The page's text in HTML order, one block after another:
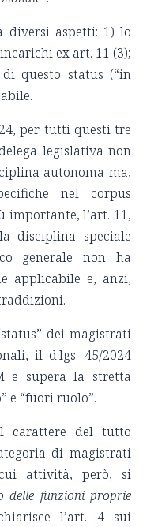
diversi aspetti: 1) lo
ex art. 11 (3);
questo status (“in
per tutti questi tre
legislativa non
autonoma ma,
nel corpus
importante, l’art. 11,
disciplina speciale
generale non ha
applicabile e, anzi,
dei magistrati
il d.lgs. 45/2024
e supera la stretta
e “fuori ruolo”.
carattere del tutto
di magistrati
attività, però, si
delle funzioni proprie
l’art. 4 sui